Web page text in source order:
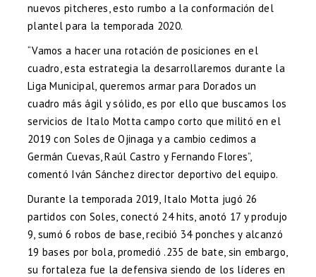
nuevos pitcheres, esto rumbo a la conformación del
plantel para la temporada 2020.
“Vamos a hacer una rotación de posiciones en el
cuadro, esta estrategia la desarrollaremos durante la
Liga Municipal, queremos armar para Dorados un
cuadro más ágil y sólido, es por ello que buscamos los
servicios de Italo Motta campo corto que militó en el
2019 con Soles de Ojinaga y a cambio cedimos a
Germán Cuevas, Raúl Castro y Fernando Flores”,
comentó Iván Sánchez director deportivo del equipo.
Durante la temporada 2019, Italo Motta jugó 26
partidos con Soles, conectó 24 hits, anotó 17 y produjo
9, sumó 6 robos de base, recibió 34 ponches y alcanzó
19 bases por bola, promedió .235 de bate, sin embargo,
su fortaleza fue la defensiva siendo de los líderes en